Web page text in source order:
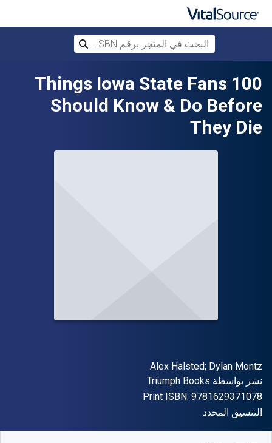
تخطي إلى المحتوى الرئيسي
100 Things Iowa State Fans
Should Know & Do Before
They Die
المؤلف (المؤلفون)
Alex Halsted; Dylan Montz
الناشر
نشر بواسطة Triumph Books
Print ISBN: 9781629371078
شكل
التنسيق المحدد